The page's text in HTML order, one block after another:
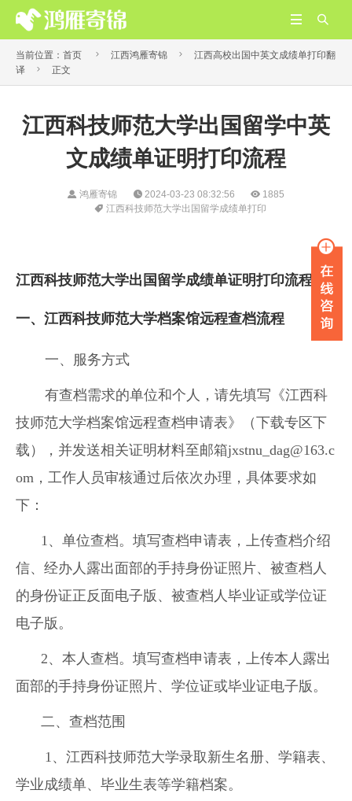


当前位置： 首页  江西鸿雁寄锦 
江西高校出国中英文成绩单打印翻
译
 正文
江西科技师范大学出国留学中英
文成绩单证明打印流程
鸿雁寄锦 2024-03-23 08:32:56
1885
江西科技师范大学出国留学成绩单打印
江西科技师范大学出国留学成绩单证明打印流程
一、江西科技师范大学档案馆远程查档流程
一、服务方式
有查档需求的单位和个人，请先填写《江西科
技师范大学档案馆远程查档申请表》（下载专区下
载），并发送相关证明材料至邮箱jxstnu_dag@163.c
om，工作人员审核通过后依次办理，具体要求如
下：
1、单位查档。填写查档申请表，上传查档介绍
信、经办人露出面部的手持身份证照片、被查档人
的身份证正反面电子版、被查档人毕业证或学位证
电子版。
2、本人查档。填写查档申请表，上传本人露出
面部的手持身份证照片、学位证或毕业证电子版。
二、查档范围
1、江西科技师范大学录取新生名册、学籍表、
学业成绩单、毕业生表等学籍档案。